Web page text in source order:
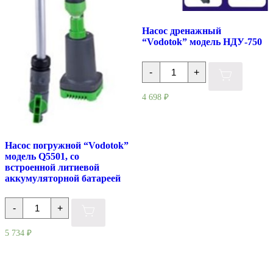
Насос погружной “Vodotok”
модель Q5501, со
встроенной литиевой
аккумуляторной батареей
-
Количество
товара
Насос
погружной
+
5 734 ₽
Насос дренажный
“Vodotok” модель НДУ-750
-
Количество
товара
Насос
дренажный
+
4 698 ₽